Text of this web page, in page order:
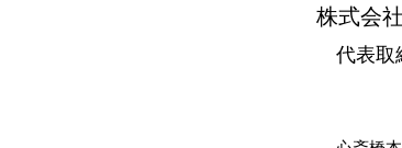
株式会
代表